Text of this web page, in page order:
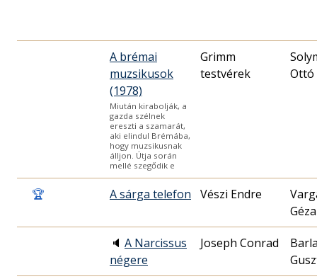
A brémai
muzsikusok
(1978)
Miután kirabolják, a
gazda szélnek
ereszti a szamarát,
aki elindul Brémába,
hogy muzsikusnak
álljon. Útja során
mellé szegődik e
Grimm
testvérek
Ottó
🏆 A sárga telefon Vészi Endre
Géza
🔈 A Narcissus
négere
Joseph Conrad